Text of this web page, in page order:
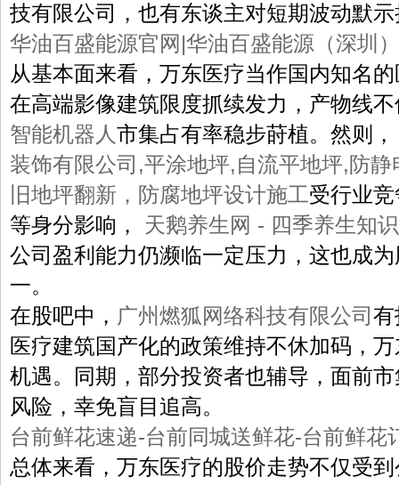
技有限公司，也有东谈主对短期波动默
华油百盛能源官网|华油百盛能源（深圳
从基本面来看，万东医疗当作国内知名
在高端影像建筑限度抓续发力，产物线
智能机器人市集占有率稳步莳植。然则
装饰有限公司,平涂地坪,自流平地坪,防
旧地坪翻新，防腐地坪设计施工受行业
等身分影响， 天鹅养生网 - 四季养生知
公司盈利能力仍濒临一定压力，这也成
一。
在股吧中， 广州燃狐网络科技有限公司 有
医疗建筑国产化的政策维持不休加码，
机遇。同期，部分投资者也辅导，面前
风险，幸免盲目追高。
台前鲜花速递-台前同城送鲜花-台前鲜花
总体来看，万东医疗的股价走势不仅受